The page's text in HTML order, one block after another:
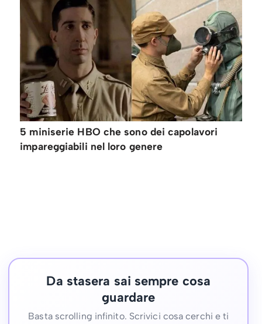
5 miniserie HBO che sono dei capolavori
impareggiabili nel loro genere
Da stasera sai sempre cosa
guardare
Basta scrolling infinito. Scrivici cosa cerchi e ti